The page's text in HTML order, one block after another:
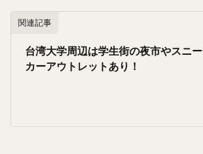
関連記事
台湾大学周辺は学生街の夜市やスニー
カーアウトレットあり！